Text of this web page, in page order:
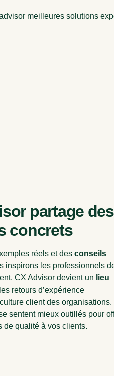
partage des
concrets
réels et des conseils
inspirons les professionnels
CX Advisor devient un lieu
retours d’expérience
client des organisations.
sentent mieux outillés pour
de qualité à vos clients.